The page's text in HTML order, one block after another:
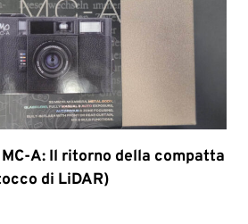
A: Il ritorno della compatta
di LiDAR)